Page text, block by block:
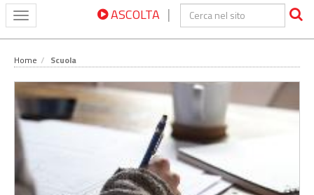
Toggle
navigation
ASCOLTA |
Home Scuola